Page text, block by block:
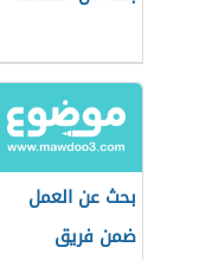
بحث عن العمل
ضمن فريق